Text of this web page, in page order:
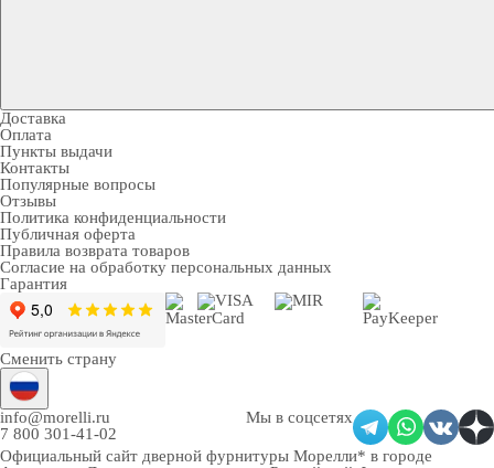
Доставка
Оплата
Пункты выдачи
Контакты
Популярные вопросы
Отзывы
Политика конфиденциальности
Публичная оферта
Правила возврата товаров
Согласие на обработку персональных данных
Гарантия
Сменить страну
info@morelli.ru
7 800 301-41-02
Мы в соцсетях
Официальный сайт дверной фурнитуры Морелли* в городе